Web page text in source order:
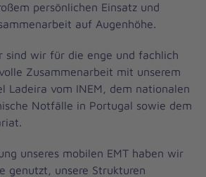
persönlichen Einsatz und
auf Augenhöhe.
sind wir für die enge und fachlich
Zusammenarbeit mit unserem
Ladeira vom INEM, dem nationalen
Notfälle in Portugal sowie dem
unseres mobilen EMT haben wir
genutzt, unsere Strukturen